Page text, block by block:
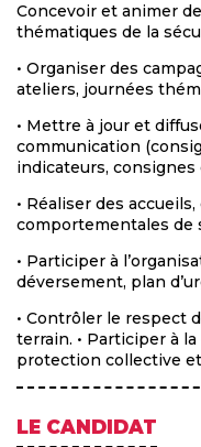
Concevoir et animer
thématiques de la
• Organiser des
ateliers, journées
• Mettre à jour et
communication
indicateurs,
• Réaliser des
comportementales de
• Participer à
déversement, plan
• Contrôler le respect
terrain. • Participer à
protection collective
LE CANDIDAT